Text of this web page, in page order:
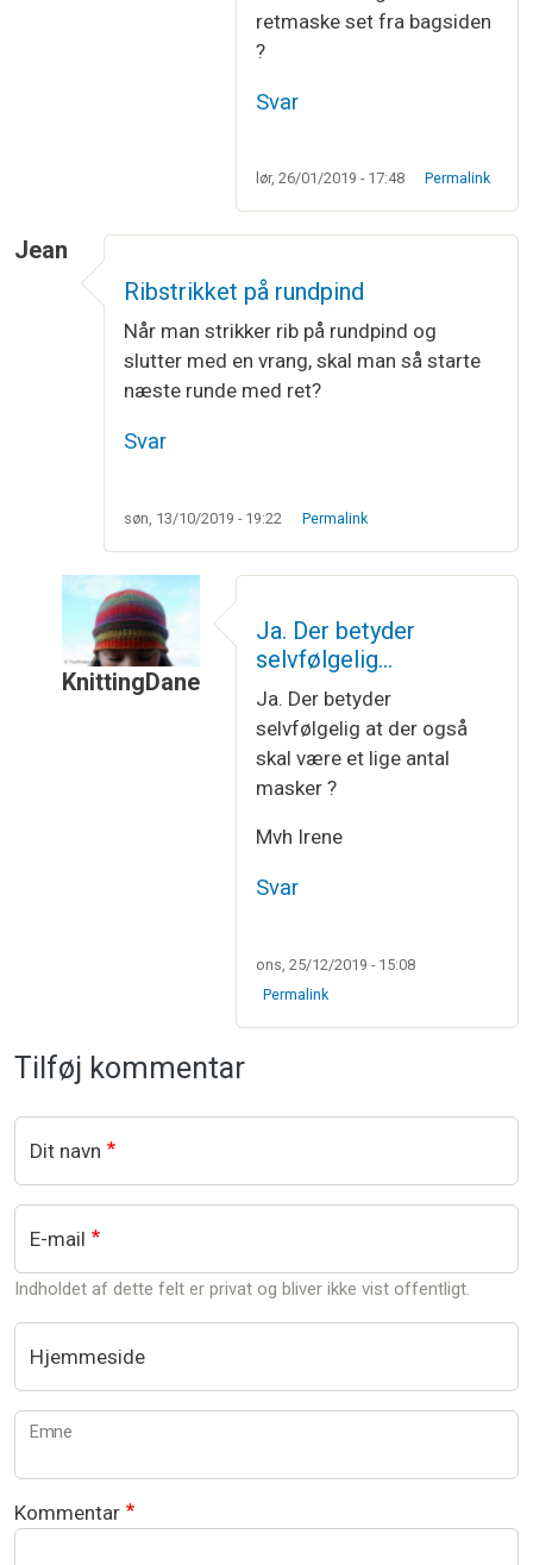
retmaske set fra bagsiden
?
Svar
lør, 26/01/2019 - 17:48 Permalink
Jean
Ribstrikket på rundpind
Når man strikker rib på rundpind og
slutter med en vrang, skal man så starte
næste runde med ret?
Svar
søn, 13/10/2019 - 19:22 Permalink
KnittingDane
Ribstrikket på rundpind Jean
Ja. Der betyder
selvfølgelig…
Ja. Der betyder
selvfølgelig at der også
skal være et lige antal
masker ?
Mvh Irene
Svar
ons, 25/12/2019 - 15:08
Permalink
Tilføj kommentar
Dit navn
E-mail
Indholdet af dette felt er privat og bliver ikke vist offentligt.
Hjemmeside
Emne
Kommentar